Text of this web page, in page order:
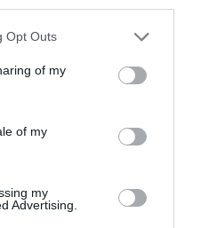
uses one or more Google
behaviour. You may click to
and its third-party tags to
purposes in below Google
Opt Outs
of my
of my
my
Advertising.
VICCES KITŰZŐ
Értékelés:
5
500Ft